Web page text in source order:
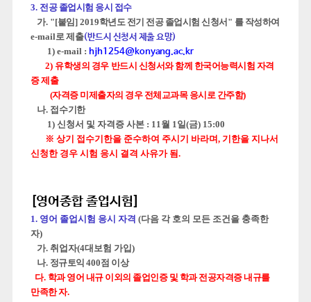
3. 전공 졸업시험 응시 접수
가. "[붙임 ] 2019학년도 전기 전공 졸업시험 신청서 " 를 작성하여
e-mail로 제출(반드시 신청서 제출 요망)
1) e-mail : hjh1254@konyang.ac.kr
2) 유학생의 경우 반드시 신청서와 함께 한국어능력시험 자격
증 제출
(자격증 미제출자의 경우 전체교과목 응시로 간주함)
나. 접수기한
1) 신청서 및 자격증 사본 : 11월 1일(금) 15:00
※상기 접수기한을 준수하여 주시기 바라며, 기한을 지나서
신청한 경우 시험 응시 결격 사유가 됨.
[영어종합 졸업시험]
1. 영어 졸업시험 응시 자격(다음 각 호의 모든 조건을 충족한
자)
가. 취업자(4대보험 가입)
나. 정규토익400점 이상
다. 학과 영어 내규 이외의 졸업인증 및 학과 전공자격증 내규를
만족한 자.